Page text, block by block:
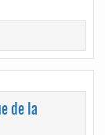
de la